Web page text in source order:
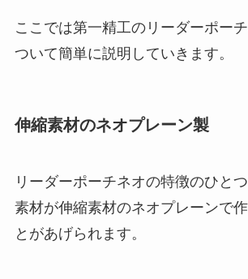
ここでは第一精工のリーダーポー
ついて簡単に説明していきます。
伸縮素材のネオプレーン製
リーダーポーチネオの特徴のひと
素材が伸縮素材のネオプレーンで
とがあげられます。